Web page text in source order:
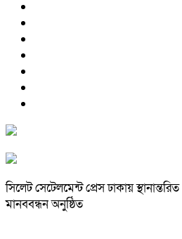
‎সিলেট সেটেলমেন্ট প্রেস ঢাকায়
মানববন্ধন অনুষ্ঠিত